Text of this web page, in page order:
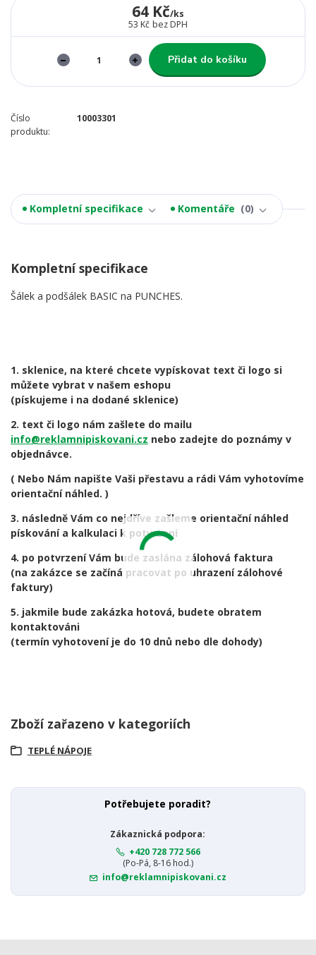
64 Kč/ks
53 Kč bez DPH
Přidat do košíku
Číslo
produktu:
10003301
Kompletní specifikace Komentáře 0
Kompletní specifikace
Šálek a podšálek BASIC na PUNCHES.
1. sklenice, na které chcete vypískovat text či logo si
můžete vybrat v našem eshopu
(pískujeme i na dodané sklenice)
2. text či logo nám zašlete do mailu
info@reklamnipiskovani.cz nebo zadejte do poznámy v
objednávce.
( Nebo Nám napište Vaši přestavu a rádi Vám vyhotovíme
orientační náhled. )
3. následně Vám co nejdříve zašleme orientační náhled
pískování a kalkulaci k potvrzení
4. po potvrzení Vám bude zaslána zálohová faktura
(na zakázce se začíná pracovat po uhrazení zálohové
faktury)
5. jakmile bude zakázka hotová, budete obratem
kontaktováni
(termín vyhotovení je do 10 dnů nebo dle dohody)
Zboží zařazeno v kategoriích
TEPLÉ NÁPOJE
Potřebujete poradit?
Zákaznická podpora:
+420 728 772 566
(Po-Pá, 8-16 hod.)
info@reklamnipiskovani.cz